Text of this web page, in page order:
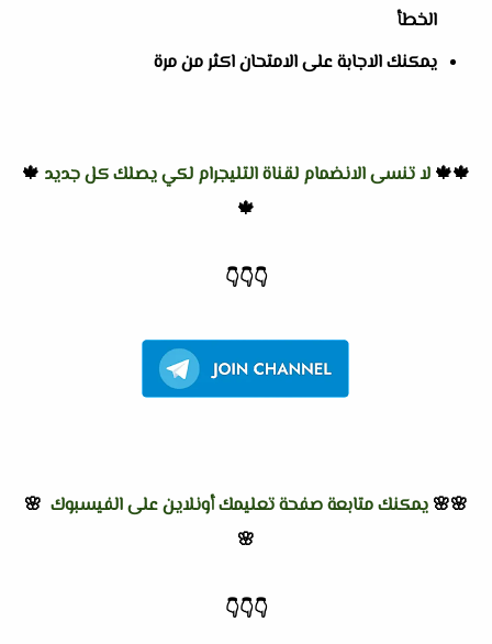
الخطأ
يمكنك الاجابة على الامتحان اكثر من مرة
🍁🍁 لا تنسى الانضمام لقناة التليجرام لكي يصلك كل جديد 🍁
🍁
👇
👇
👇
🌸🌸 يمكنك متابعة صفحة تعليمك أونلاين على الفيسبوك 🌸
🌸
👇
👇
👇